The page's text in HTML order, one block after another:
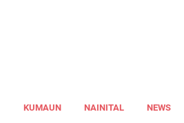
KUMAUN NAINITAL NEWS